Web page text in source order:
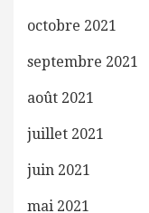
octobre 2021
septembre 2021
août 2021
juillet 2021
juin 2021
mai 2021